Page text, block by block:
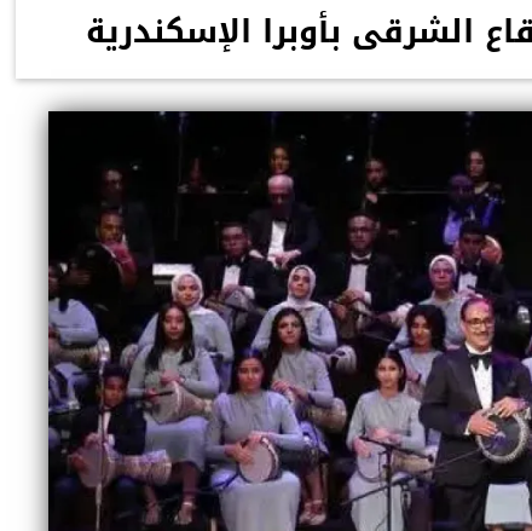
الشرقى بأوبرا الإسكندرية